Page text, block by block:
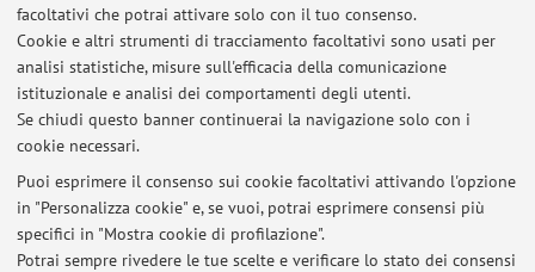
facoltativi che potrai attivare solo con il tuo consenso.
Cookie e altri strumenti di tracciamento facoltativi sono usati per
analisi statistiche, misure sull'efficacia della comunicazione
istituzionale e analisi dei comportamenti degli utenti.
Se chiudi questo banner continuerai la navigazione solo con i
cookie necessari.
Puoi esprimere il consenso sui cookie facoltativi attivando l'opzione
in "Personalizza cookie" e, se vuoi, potrai esprimere consensi più
specifici in "Mostra cookie di profilazione".
Potrai sempre rivedere le tue scelte e verificare lo stato dei consensi
APPELLO FISIOLOGIA MOLECOLARE DEGLI ANIMALI MARINI del
21/01/2019
Pubblicato il: 18 gennaio 2019
APPELLO "FISIOLOGIA MOLECOLARE DEGLI ANIMALI MARINI" del
15/10/2018
Pubblicato il: 06 ottobre 2018
APPELLO "FISIOLOGIA MOLECOLARE DEGLI ANIMALI MARINI" del
17/09/2018